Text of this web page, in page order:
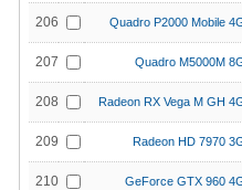
206 Quadro P2000 Mobile
207 Quadro M5000M
208 Radeon RX Vega M GH
209 Radeon HD 7970
210 GeForce GTX 960